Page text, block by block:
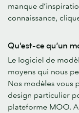
manque
connaissance,
Qu’est-ce qu’un
Le logiciel de
moyens qui nous
Nos modèles vous
design particulier
plateforme MOO.